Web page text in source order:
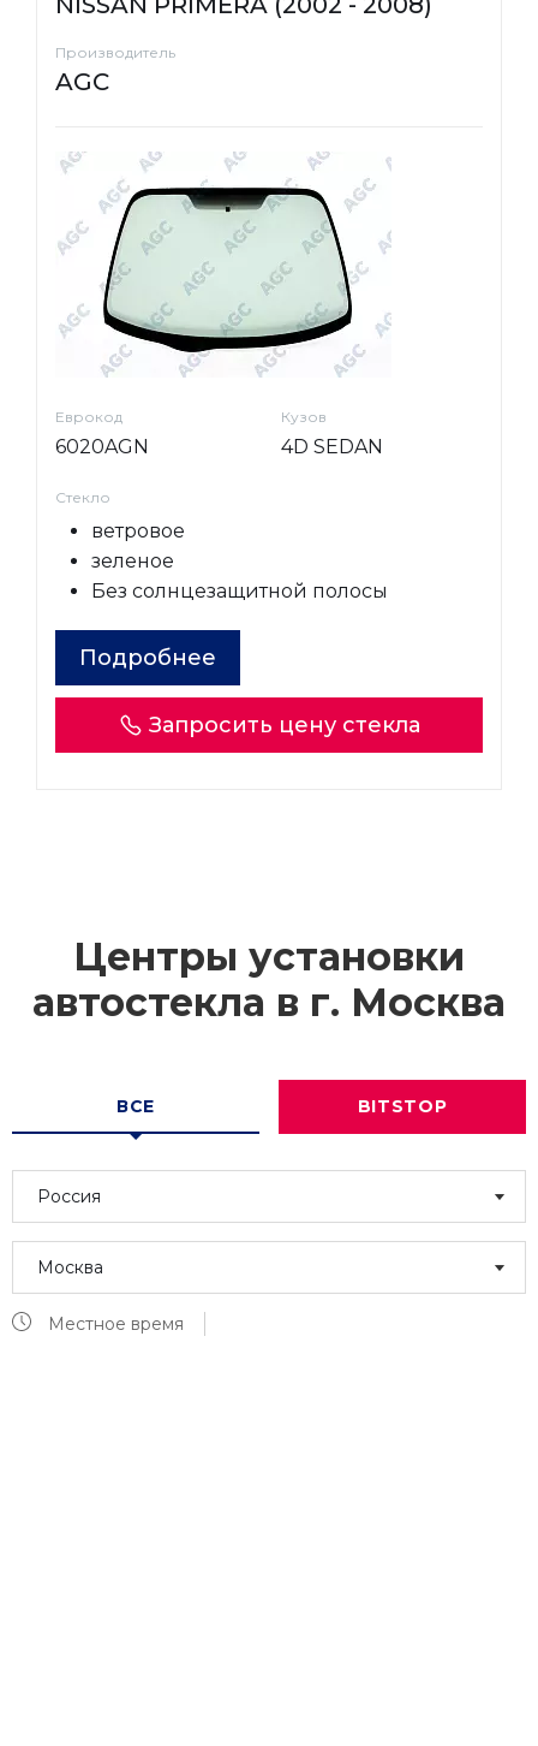
Производитель
AGC
Еврокод
6020AGN
Кузов
4D SEDAN
Стекло
ветровое
зеленое
Без солнцезащитной полосы
Подробнее
Запросить цену стекла
Центры установки
автостекла в г. Москва
ВСЕ BITSTOP
Россия
Москва
Местное время